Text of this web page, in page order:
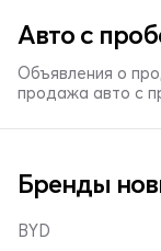
Авто с
Объявления о
продажа авто с
Бренды
BYD